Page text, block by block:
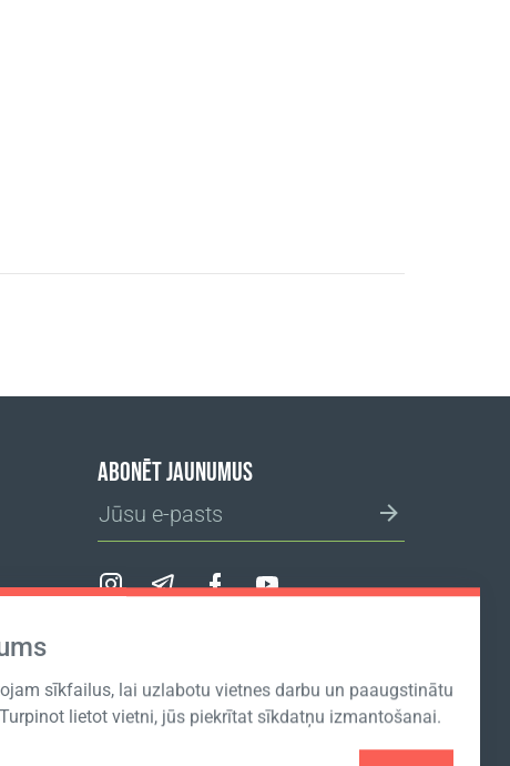
sīkfailus, lai uzlabotu vietnes darbu un paaugstinātu
lietot vietni, jūs piekrītat sīkdatņu izmantošanai.
ABONĒT JAUNUMUS